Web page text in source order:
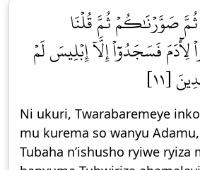
صَوَّرۡنَٰكُمۡ ثُمَّ قُلۡنَا
فَسَجَدُوٓاْ إِلَّآ إِبۡلِيسَ لَمۡ
[١١]
Ni ukuri, Twarabaremeye
mu kurema so wanyu
Tubaha n’ishusho ryiwe ryiza